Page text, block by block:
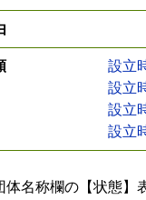
設立
設立
設立
設立
体名称欄の【状態】